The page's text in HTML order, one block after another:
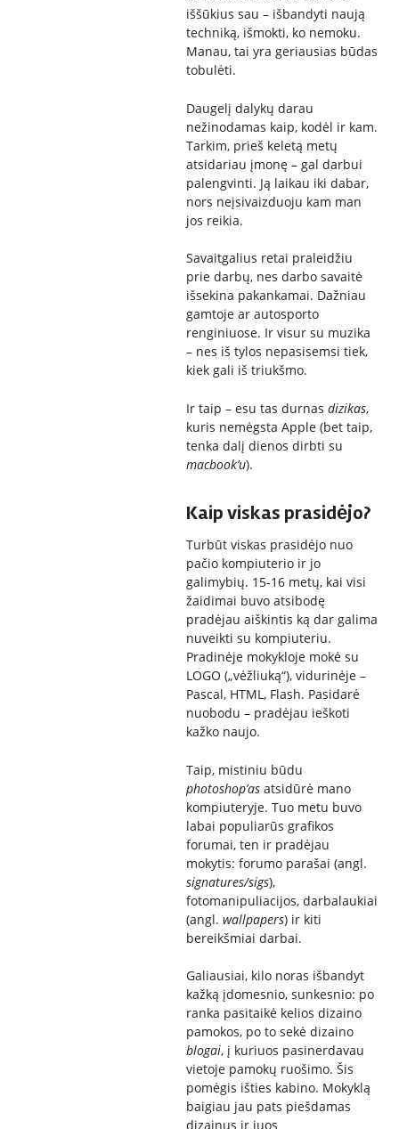
iššūkius sau – išbandyti naują
techniką, išmokti, ko nemoku.
Manau, tai yra geriausias būdas
tobulėti.
Daugelį dalykų darau
nežinodamas kaip, kodėl ir kam.
Tarkim, prieš keletą metų
atsidariau įmonę – gal darbui
palengvinti. Ją laikau iki dabar,
nors neįsivaizduoju kam man
jos reikia.
Savaitgalius retai praleidžiu
prie darbų, nes darbo savaitė
išsekina pakankamai. Dažniau
gamtoje ar autosporto
renginiuose. Ir visur su muzika
– nes iš tylos nepasisemsi tiek,
kiek gali iš triukšmo.
Ir taip – esu tas durnas dizikas,
kuris nemėgsta Apple (bet taip,
tenka dalį dienos dirbti su
macbook’u).
Kaip viskas prasidėjo?
Turbūt viskas prasidėjo nuo
pačio kompiuterio ir jo
galimybių. 15-16 metų, kai visi
žaidimai buvo atsibodę
pradėjau aiškintis ką dar galima
nuveikti su kompiuteriu.
Pradinėje mokykloje mokė su
LOGO („vėžliuką“), vidurinėje –
Pascal, HTML, Flash. Pasidarė
nuobodu – pradėjau ieškoti
kažko naujo.
Taip, mistiniu būdu
photoshop’asatsidūrė mano
kompiuteryje. Tuo metu buvo
labai populiarūs grafikos
forumai, ten ir pradėjau
mokytis: forumo parašai (angl.
signatures/sigs),
fotomanipuliacijos, darbalaukiai
(angl. wallpapers) ir kiti
bereikšmiai darbai.
Galiausiai, kilo noras išbandyt
kažką įdomesnio, sunkesnio: po
ranka pasitaikė kelios dizaino
pamokos, po to sekė dizaino
blogai, į kuriuos pasinerdavau
vietoje pamokų ruošimo. Šis
pomėgis išties kabino. Mokyklą
baigiau jau pats piešdamas
dizainus ir juos